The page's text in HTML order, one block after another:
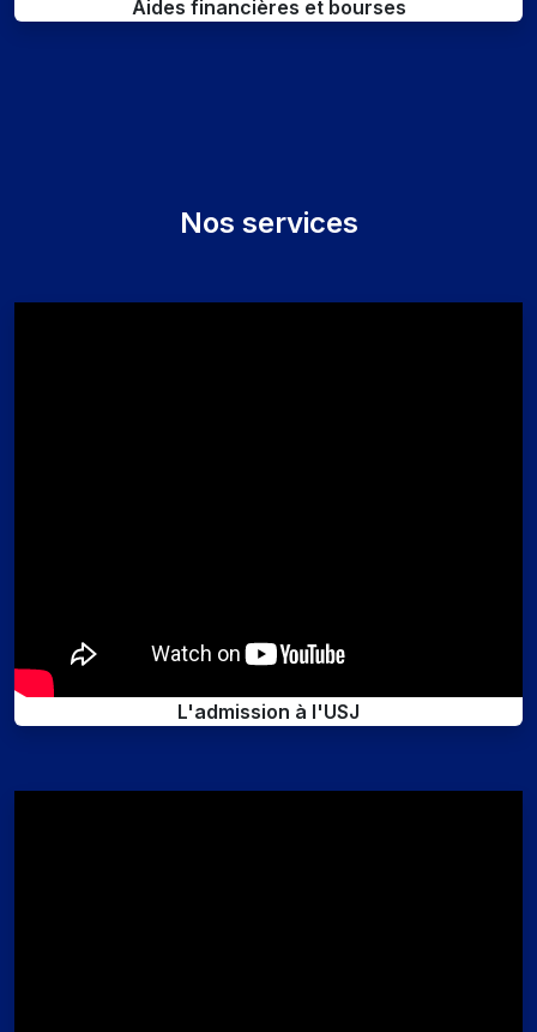
Aides financières et bourses
Nos services
L'admission à l'USJ